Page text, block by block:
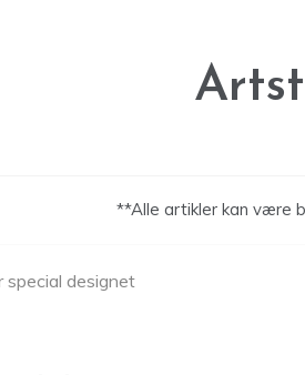
**Alle artikler kan være
special designet